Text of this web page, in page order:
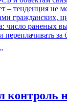
– тенденция не
гражданских,
число раненых
за
контроль